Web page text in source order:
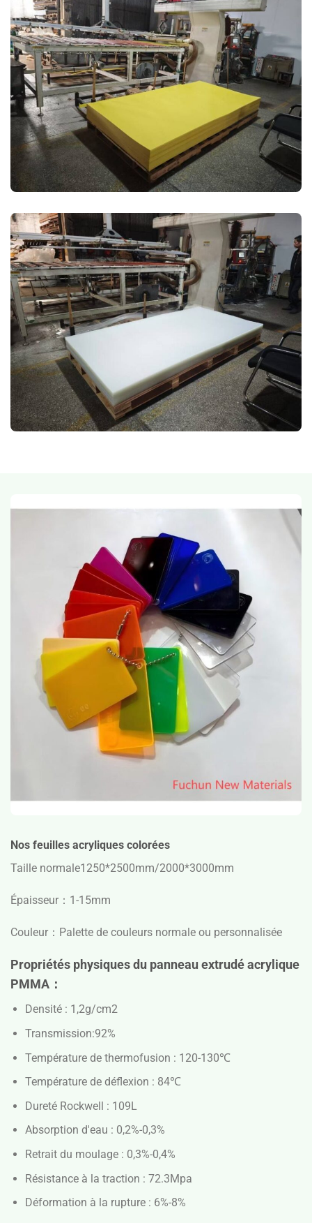
Nos feuilles acryliques colorées
Taille normale1250*2500mm/2000*3000mm
Épaisseur：1-15mm
Couleur： Palette de couleurs normale ou personnalisée
Propriétés physiques du panneau extrudé acrylique
PMMA：
Densité : 1,2g/cm2
Transmission:92%
Température de thermofusion : 120-130℃
Température de déflexion : 84℃
Dureté Rockwell : 109L
Absorption d'eau : 0,2%-0,3%
Retrait du moulage : 0,3%-0,4%
Résistance à la traction : 72.3Mpa
Déformation à la rupture : 6%-8%